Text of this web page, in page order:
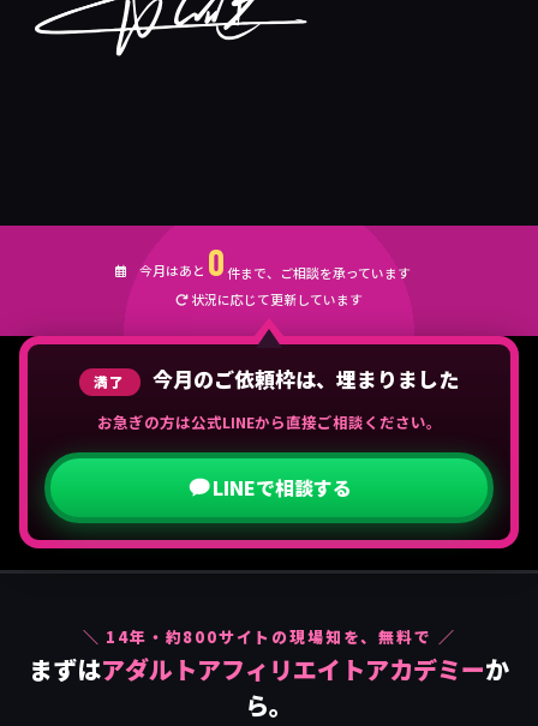
今月はあと 0件まで、ご相談を承っています
状況に応じて更新しています
満了 今月のご依頼枠は、埋まりました
お急ぎの方は公式LINEから直接ご相談ください。
LINEで相談する
＼ 14年・約800サイトの現場知を、無料で ／
まずはアダルトアフィリエイトアカデミーか
ら。